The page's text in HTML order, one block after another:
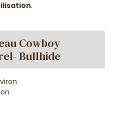
.
Cowboy
Bullhide